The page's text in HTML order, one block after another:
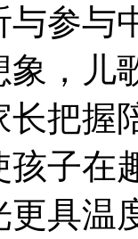
与参与
象，儿
长把握
孩子在
更具温